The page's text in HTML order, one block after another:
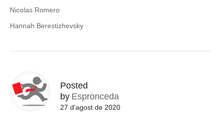
Nicolas Romero
Hannah Berestizhevsky
Posted
by Espronceda
27 d'agost de 2020